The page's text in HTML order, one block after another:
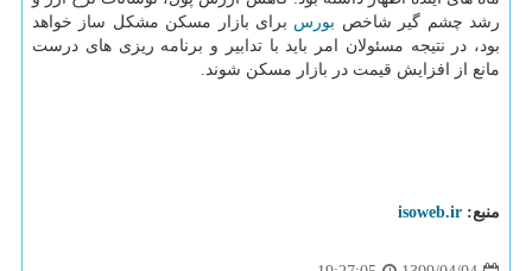
رشد چشم گیر شاخص بورس برای بازار مسکن مشکل ساز خواهد
بود، در نتیجه مسئولان امر باید با تدابیر و برنامه ریزی های درست
مانع از افزایش قیمت در بازار مسکن شوند.
منبع: isoweb.ir